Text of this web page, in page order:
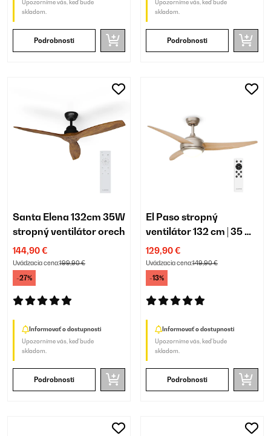
Upozorníme vás, keď bude
skladom.
Podrobnosti
Upozorníme vás, keď bude
skladom.
Podrobnosti
Santa Elena 132cm 35W
stropný ventilátor orech
144,90 €
Uvádzacia cena:199,90 €
-27%
Informovať o dostupnosti
Upozorníme vás, keď bude
skladom.
Podrobnosti
El Paso stropný
ventilátor 132 cm | 35 W |
so svetlom
129,90 €
Uvádzacia cena:149,90 €
-13%
Informovať o dostupnosti
Upozorníme vás, keď bude
skladom.
Podrobnosti